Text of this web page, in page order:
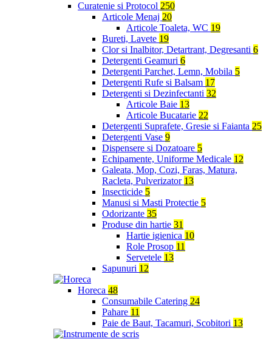
Curatenie si Protocol 250
Articole Menaj 20
Articole Toaleta, WC 19
Bureti, Lavete 19
Clor si Inalbitor, Detartrant, Degresanti 6
Detergenti Geamuri 6
Detergenti Parchet, Lemn, Mobila 5
Detergenti Rufe si Balsam 17
Detergenti si Dezinfectanti 32
Articole Baie 13
Articole Bucatarie 22
Detergenti Suprafete, Gresie si Faianta 25
Detergenti Vase 9
Dispensere si Dozatoare 5
Echipamente, Uniforme Medicale 12
Galeata, Mop, Cozi, Faras, Matura,
Racleta, Pulverizator 13
Insecticide 5
Manusi si Masti Protectie 5
Odorizante 35
Produse din hartie 31
Hartie igienica 10
Role Prosop 11
Servetele 13
Sapunuri 12
Horeca 48
Consumabile Catering 24
Pahare 11
Paie de Baut, Tacamuri, Scobitori 13